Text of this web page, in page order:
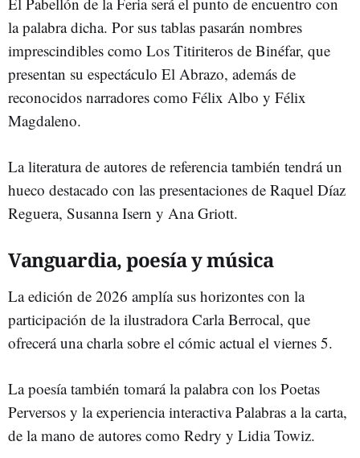
la palabra dicha. Por sus tablas pasarán nombres
imprescindibles como Los Titiriteros de Binéfar, que
presentan su espectáculo El Abrazo, además de
reconocidos narradores como Félix Albo y Félix
Magdaleno.
La literatura de autores de referencia también tendrá un
hueco destacado con las presentaciones de Raquel Díaz
Reguera, Susanna Isern y Ana Griott.
Vanguardia, poesía y música
La edición de 2026 amplía sus horizontes con la
participación de la ilustradora Carla Berrocal, que
ofrecerá una charla sobre el cómic actual el viernes 5.
La poesía también tomará la palabra con los Poetas
Perversos y la experiencia interactiva Palabras a la carta,
de la mano de autores como Redry y Lidia Towiz.